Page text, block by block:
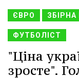
ЄВРО
ФУТБОЛІСТ
"Ціна
зросте".